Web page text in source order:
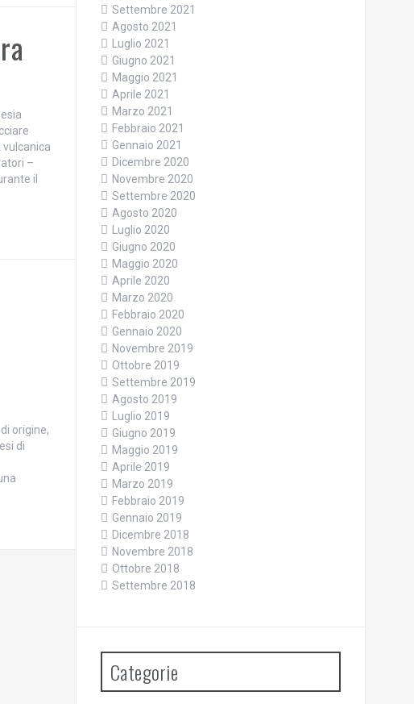
–
il
origine,
di
Settembre 2021
Agosto 2021
Luglio 2021
Giugno 2021
Maggio 2021
Aprile 2021
Marzo 2021
Febbraio 2021
Gennaio 2021
Dicembre 2020
Novembre 2020
Settembre 2020
Agosto 2020
Luglio 2020
Giugno 2020
Maggio 2020
Aprile 2020
Marzo 2020
Febbraio 2020
Gennaio 2020
Novembre 2019
Ottobre 2019
Settembre 2019
Agosto 2019
Luglio 2019
Giugno 2019
Maggio 2019
Aprile 2019
Marzo 2019
Febbraio 2019
Gennaio 2019
Dicembre 2018
Novembre 2018
Ottobre 2018
Settembre 2018
Categorie